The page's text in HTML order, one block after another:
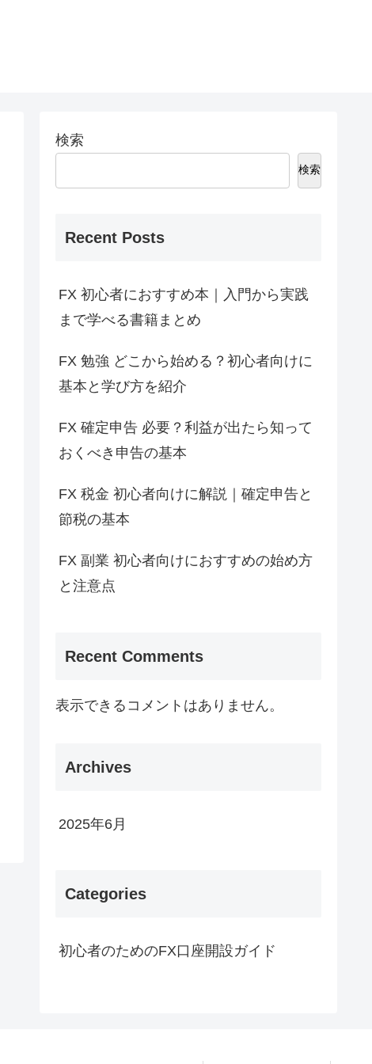
検索
検索
Recent Posts
FX 初心者におすすめ本｜入門から実践
まで学べる書籍まとめ
FX 勉強 どこから始める？初心者向けに
基本と学び方を紹介
FX 確定申告 必要？利益が出たら知って
おくべき申告の基本
FX 税金 初心者向けに解説｜確定申告と
節税の基本
FX 副業 初心者向けにおすすめの始め方
と注意点
Recent Comments
表示できるコメントはありません。
Archives
2025年6月
Categories
初心者のためのFX口座開設ガイド